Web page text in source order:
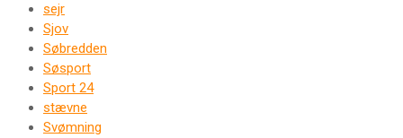
sejr
Sjov
Søbredden
Søsport
Sport 24
stævne
Svømning